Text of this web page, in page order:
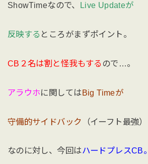
ShowTimeなので、 Live Updateが
反映する ところがまずポイント。
CB２名は割と怪我もする ので…。
アラウホに関してはBig Timeが
守備的サイドバック （イーフト最強）
なのに対し、今回はハードプレスCB。